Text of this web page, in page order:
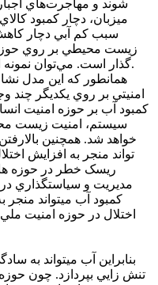
شوند و مهاجرت‌هاي
ميزبان، دچار کمبود
سبب کم آبي دچار
زيست محيطي بر روي
گذار است. مي‌توان نمونه ارتباط اين حوزه ها را در شکل زير ديد.
همانطور که اين مدل
امنيتي بر روي يکديگر چند
کمبود آب بر حوزه امنيت
سيستم، امنيت زيست
خواهد شد. همچنين
تواند منجر به افزايش
ريسک خطر در حوزه
مديريت و سياستگذاري
کمبود آب ميتواند
اختلال در حوزه امنيت
بنابراين آب ميتواند به
تنش زايي بپردازد. چون